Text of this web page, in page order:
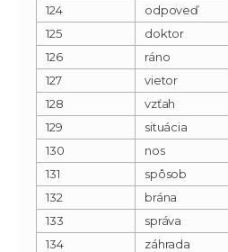
124
odpoveď
125
doktor
126
ráno
127
vietor
128
vzťah
129
situácia
130
nos
131
spôsob
132
brána
133
správa
134
záhrada